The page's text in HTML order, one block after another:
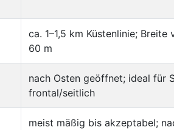
ca. 1–1,5 km Küstenlinie;
60 m
nach Osten geöffnet; ideal für
frontal/seitlich
meist mäßig bis akzeptabel;